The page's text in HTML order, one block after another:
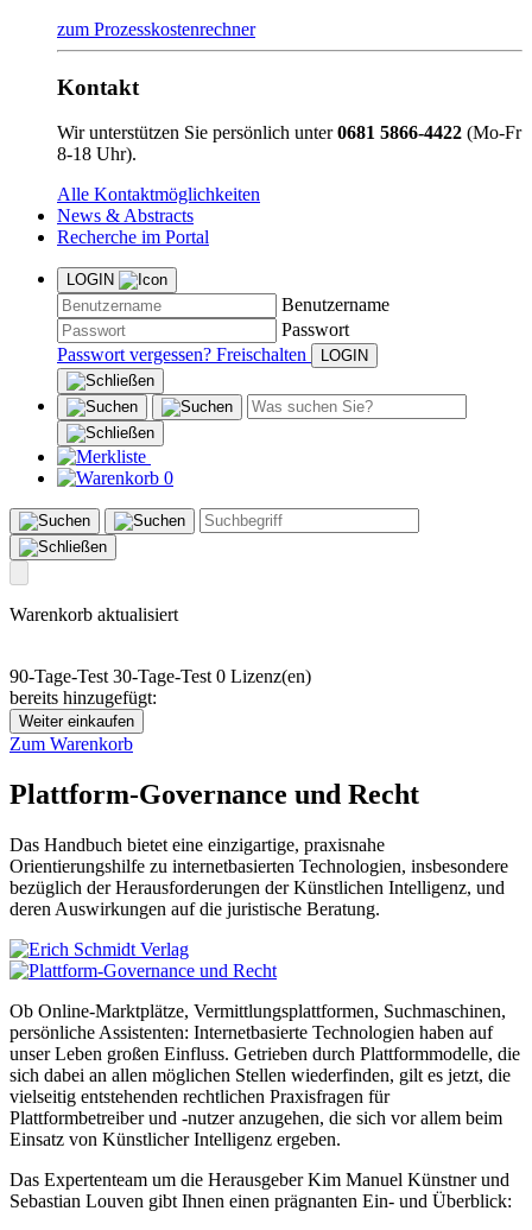
zum Prozesskostenrechner
Kontakt
Wir unterstützen Sie persönlich unter0681 5866-4422 (Mo-Fr
8-18 Uhr).
Alle Kontaktmöglichkeiten
News & Abstracts
Recherche im Portal
LOGIN
Benutzername
Passwort
Passwort vergessen? Freischalten
0
Warenkorb aktualisiert
90-Tage-Test 30-Tage-Test 0 Lizenz(en)
bereits hinzugefügt:
Weiter einkaufen
Zum Warenkorb
Plattform-Governance und Recht
Das Handbuch bietet eine einzigartige, praxisnahe
Orientierungshilfe zu internetbasierten Technologien, insbesondere
bezüglich der Herausforderungen der Künstlichen Intelligenz, und
deren Auswirkungen auf die juristische Beratung.
Ob Online-Marktplätze, Vermittlungsplattformen, Suchmaschinen,
persönliche Assistenten: Internetbasierte Technologien haben auf
unser Leben großen Einfluss. Getrieben durch Plattformmodelle, die
sich dabei an allen möglichen Stellen wiederfinden, gilt es jetzt, die
vielseitig entstehenden rechtlichen Praxisfragen für
Plattformbetreiber und -nutzer anzugehen, die sich vor allem beim
Einsatz von Künstlicher Intelligenz ergeben.
Das Expertenteam um die Herausgeber Kim Manuel Künstner und
Sebastian Louven gibt Ihnen einen prägnanten Ein- und Überblick: